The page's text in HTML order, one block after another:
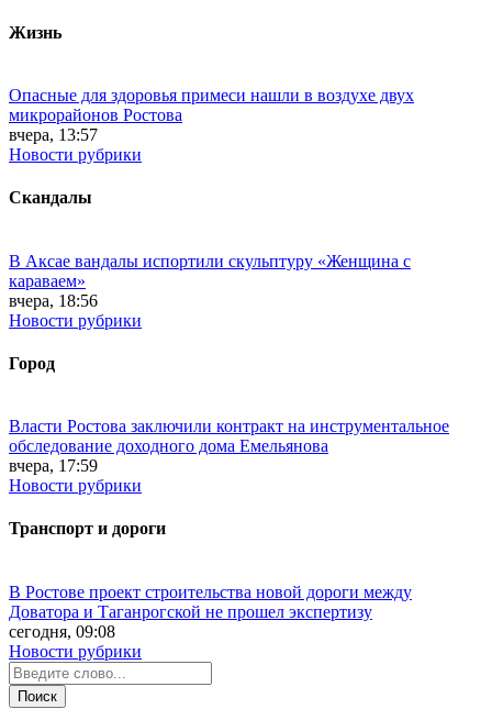
Жизнь
Опасные для здоровья примеси нашли в воздухе двух
микрорайонов Ростова
вчера, 13:57
Новости рубрики
Скандалы
В Аксае вандалы испортили скульптуру «Женщина с
караваем»
вчера, 18:56
Новости рубрики
Город
Власти Ростова заключили контракт на инструментальное
обследование доходного дома Емельянова
вчера, 17:59
Новости рубрики
Транспорт и дороги
В Ростове проект строительства новой дороги между
Доватора и Таганрогской не прошел экспертизу
сегодня, 09:08
Новости рубрики